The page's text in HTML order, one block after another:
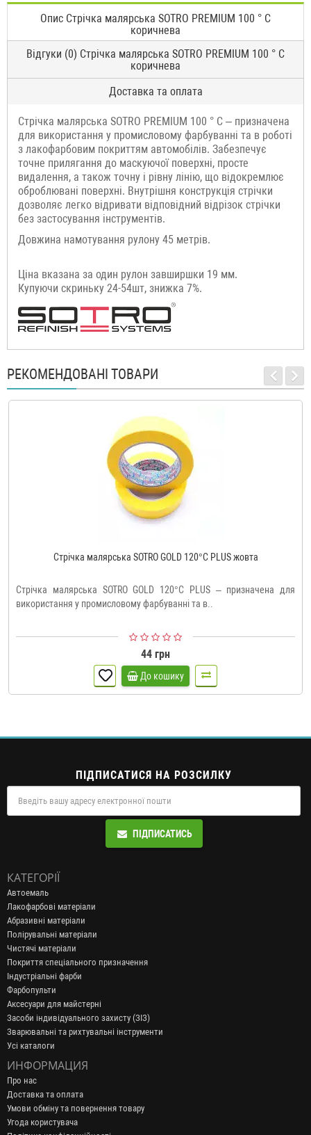
Опис Стрічка малярська SOTRO PREMIUM 100 ° С
коричнева
Відгуки (0) Стрічка малярська SOTRO PREMIUM 100 ° С
коричнева
Доставка та оплата
Стрічка малярська SOTRO PREMIUM 100 ° С – призначена
для використання у промисловому фарбуванні та в роботі
з лакофарбовим покриттям автомобілів. Забезпечує
точне прилягання до маскуючої поверхні, просте
видалення, а також точну і рівну лінію, що відокремлює
оброблювані поверхні. Внутрішня конструкція стрічки
дозволяє легко відривати відповідний відрізок стрічки
без застосування інструментів.
Довжина намотування рулону 45 метрів.
Ціна вказана за один рулон завширшки 19 мм.
Купуючи скриньку 24-54шт, знижка 7%.
РЕКОМЕНДОВАНІ ТОВАРИ
Стрічка малярська SOTRO GOLD 120°C PLUS жовта
Стрічка малярська SOTRO GOLD 120°С PLUS – призначена для
використання у промисловому фарбуванні та в..
44 грн
До кошику
ПІДПИСАТИСЯ НА РОЗСИЛКУ
ПІДПИСАТИСЬ
КАТЕГОРІЇ
Автоемаль
Лакофарбові матеріали
Абразивні матеріали
Полірувальні матеріали
Чистячі матеріали
Покриття спеціального призначення
Індустріальні фарби
Фарбопульти
Аксесуари для майстерні
Засоби індивідуального захисту (ЗІЗ)
Зварювальні та рихтувальні інструменти
Усі каталоги
ИНФОРМАЦИЯ
Про нас
Доставка та оплата
Умови обміну та повернення товару
Угода користувача